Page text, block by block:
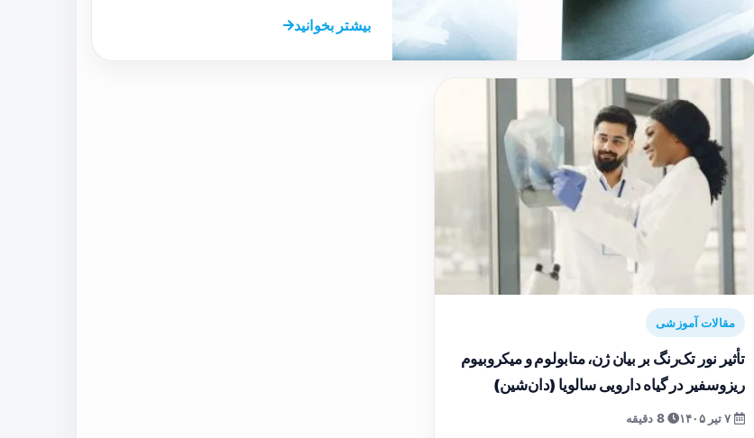
بیشتر بخوانید
مقالات آموزشی
تأثیر نور تک‌رنگ بر بیان ژن، متابولوم و میکروبیوم
ریزوسفیر در گیاه دارویی سالویا (دان‌شین)
8 دقیقه